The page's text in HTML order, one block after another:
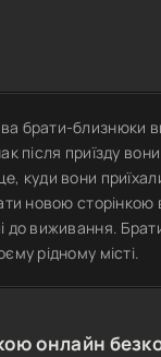
брати-близнюки
після приїзду
куди вони
новою сторінкою
до виживання.
рідному місті.
онлайн